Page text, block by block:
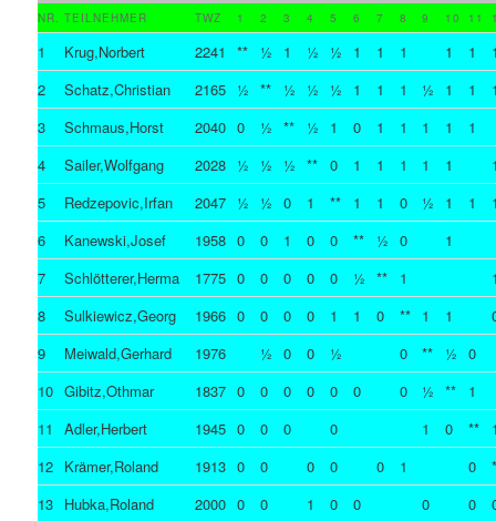
NR. TEILNEHMER TWZ 1 2 3 4 5 6 7 8 9 10 11
1 Krug,Norbert 2241 ** ½ 1 ½ ½ 1 1 1 1 1
2
Schatz,Christian 2165 ½ ** ½ ½ ½ 1 1 1 ½ 1 1
3
Schmaus,Horst 2040 0 ½ ** ½ 1 0 1 1 1 1
1
4
Sailer,Wolfgang 2028 ½ ½ ½ ** 0 1 1 1 1 1
5
Redzepovic,Irfan 2047 ½ ½ 0 1 ** 1 1 0 ½ 1 1
6
Kanewski,Josef 1958 0 0 1 0 0 ** ½ 0
1
7
Schlötterer,Herma 1775 0 0 0 0 0 ½ ** 1
8
Sulkiewicz,Georg 1966 0 0 0 0 1 1 0 ** 1 1
9
Meiwald,Gerhard 1976 ½ 0 0 ½ 0 ** ½ 0
10 Gibitz,Othmar 1837 0 0 0 0 0 0 0 ½ **
1
11
Adler,Herbert 1945 0 0 0 0 1 0 **
12 Krämer,Roland 1913 0 0 0 0 0 1 0
13 Hubka,Roland 2000 0 0 1 0 0 0 0